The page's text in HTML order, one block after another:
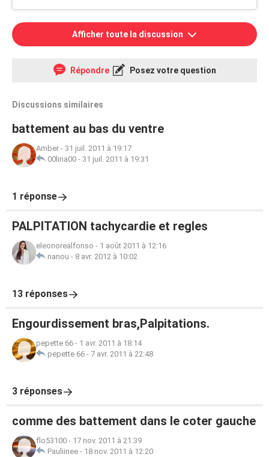
Afficher toute la discussion
Répondre Posez votre question
Discussions similaires
battement au bas du ventre
Amber - 31 juil. 2011 à 19:17
00lina00 - 31 juil. 2011 à 19:31
1 réponse
PALPITATION tachycardie et regles
eleonorealfonso - 1 août 2011 à 12:16
nanou - 8 avr. 2012 à 10:02
13 réponses
Engourdissement bras,Palpitations.
pepette 66 - 1 avr. 2011 à 18:14
pepette 66 - 7 avr. 2011 à 22:48
3 réponses
comme des battement dans le coter gauche
flo53100 - 17 nov. 2011 à 21:39
Pauliinee - 18 nov. 2011 à 12:20